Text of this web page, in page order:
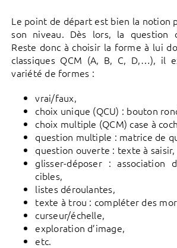
Le point de départ est bien la notion
son niveau. Dès lors, la question
Reste donc à choisir la forme à lui
classiques QCM (A, B, C, D,…), il
variété de formes :
vrai/faux,
choix unique (QCU) : bouton
choix multiple (QCM) case à
question multiple : matrice de
question ouverte : texte à saisir,
glisser-déposer : association
cibles,
listes déroulantes,
texte à trou : compléter des
curseur/échelle,
exploration d’image,
etc.